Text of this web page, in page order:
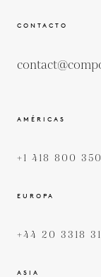
CONTACTO
AMÉRICAS
+1 418 800
EUROPA
+44 20 3318
ASIA